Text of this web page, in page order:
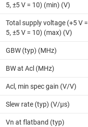
5, ±5 V = 10) (min) (V)
Total supply voltage (+5 V =
5, ±5 V = 10) (max) (V)
GBW (typ) (MHz)
BW at Acl (MHz)
Acl, min spec gain (V/V)
Slew rate (typ) (V/µs)
Vn at flatband (typ)